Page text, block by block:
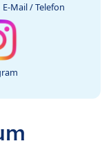
E-Mail / Telefon